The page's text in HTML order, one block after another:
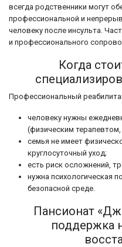
всегда родственники могут
профессиональной и
человеку после инсульта.
и профессионального
Когда
Профессиональный
человеку нужны
(физическим
семья не имеет
круглосуточный уход;
есть риск осложнений,
нужна психологическая
безопасной среде.
Пансионат
поддержка